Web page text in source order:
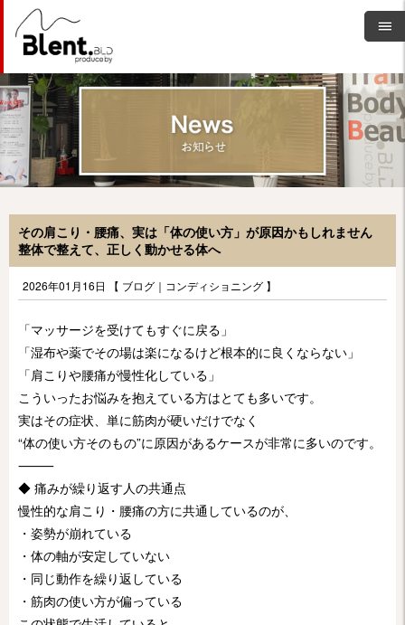
その肩こり・腰痛、実は「体の使い方」が原因かもしれません
整体で整えて、正しく動かせる体へ
2026年01月16日 【 ブログ ｜ コンディショニング 】
「マッサージを受けてもすぐに戻る」
「湿布や薬でその場は楽になるけど根本的に良くならない」
「肩こりや腰痛が慢性化している」
こういったお悩みを抱えている方はとても多いです。
実はその症状、単に筋肉が硬いだけでなく
“体の使い方そのもの”に原因があるケースが非常に多いのです。
⸻
◆ 痛みが繰り返す人の共通点
慢性的な肩こり・腰痛の方に共通しているのが、
・姿勢が崩れている
・体の軸が安定していない
・同じ動作を繰り返している
・筋肉の使い方が偏っている